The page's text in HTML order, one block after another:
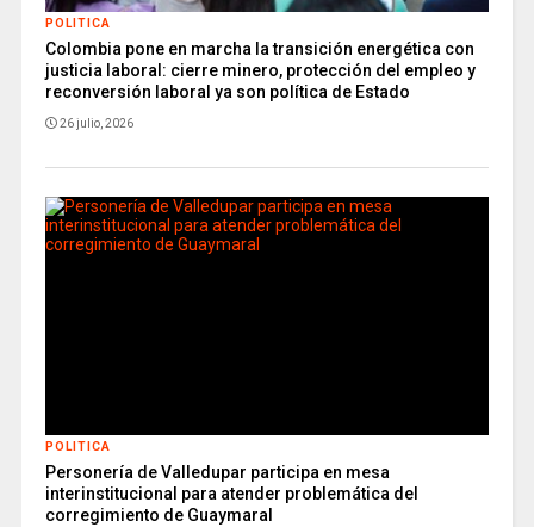
POLITICA
Colombia pone en marcha la transición energética con
justicia laboral: cierre minero, protección del empleo y
reconversión laboral ya son política de Estado
26 julio, 2026
POLITICA
Personería de Valledupar participa en mesa
interinstitucional para atender problemática del
corregimiento de Guaymaral